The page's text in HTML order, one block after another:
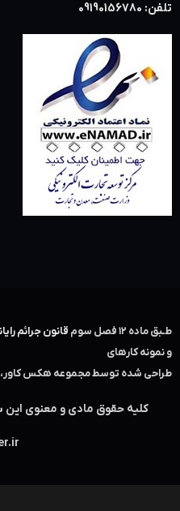
تلفن: 09190156780
طـبق ماده ۱۲ فصل سوم ‌ قانون جرائم
و نمونه کارهای
طراحی شده توسط مجموعه هکس کاور،
کلیه حقوق مادی و معنوی این